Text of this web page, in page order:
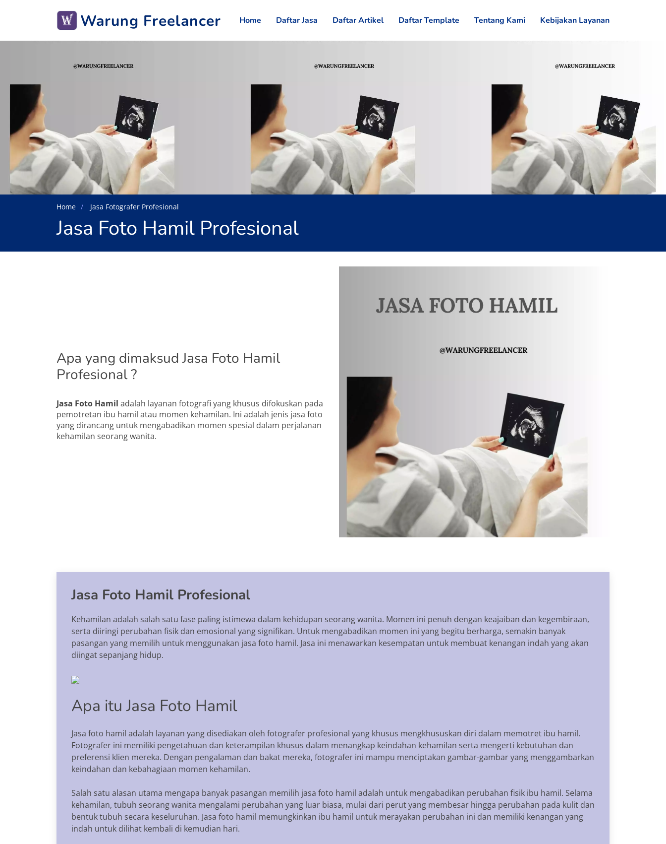
Warung Freelancer Home Daftar Jasa Daftar Artikel Daftar Template Tentang Kami Kebijakan Layanan
Home Jasa Fotografer Profesional
Jasa Foto Hamil Profesional
Apa yang dimaksud Jasa Foto Hamil
Profesional ?
Jasa Foto Hamil adalah layanan fotografi yang khusus difokuskan pada
pemotretan ibu hamil atau momen kehamilan. Ini adalah jenis jasa foto
yang dirancang untuk mengabadikan momen spesial dalam perjalanan
kehamilan seorang wanita.
Jasa Foto Hamil Profesional
Kehamilan adalah salah satu fase paling istimewa dalam kehidupan seorang wanita. Momen ini penuh dengan keajaiban dan kegembiraan,
serta diiringi perubahan fisik dan emosional yang signifikan. Untuk mengabadikan momen ini yang begitu berharga, semakin banyak
pasangan yang memilih untuk menggunakan jasa foto hamil. Jasa ini menawarkan kesempatan untuk membuat kenangan indah yang akan
diingat sepanjang hidup.
Apa itu Jasa Foto Hamil
Jasa foto hamil adalah layanan yang disediakan oleh fotografer profesional yang khusus mengkhususkan diri dalam memotret ibu hamil.
Fotografer ini memiliki pengetahuan dan keterampilan khusus dalam menangkap keindahan kehamilan serta mengerti kebutuhan dan
preferensi klien mereka. Dengan pengalaman dan bakat mereka, fotografer ini mampu menciptakan gambar-gambar yang menggambarkan
keindahan dan kebahagiaan momen kehamilan.
Salah satu alasan utama mengapa banyak pasangan memilih jasa foto hamil adalah untuk mengabadikan perubahan fisik ibu hamil. Selama
kehamilan, tubuh seorang wanita mengalami perubahan yang luar biasa, mulai dari perut yang membesar hingga perubahan pada kulit dan
bentuk tubuh secara keseluruhan. Jasa foto hamil memungkinkan ibu hamil untuk merayakan perubahan ini dan memiliki kenangan yang
indah untuk dilihat kembali di kemudian hari.